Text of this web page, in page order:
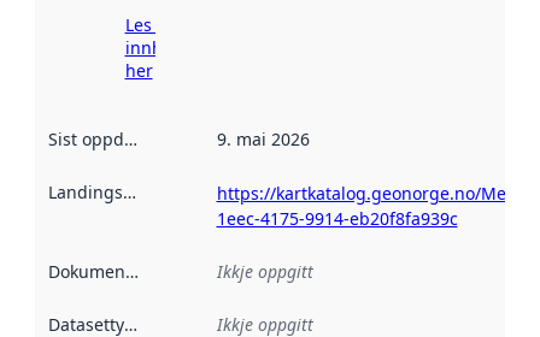
Les meir om
innhenting
her
Sist oppdatert 9. mai 2026
Landingsside
https://kartkatalog.geonorge.no/
1eec-4175-9914-eb20f8fa939c
Dokumentasjon Ikkje oppgitt
Datasettype Ikkje oppgitt